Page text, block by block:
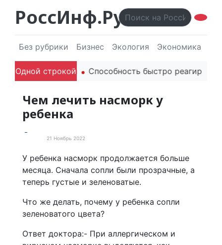
РоссИнф.Ру
Без рубрики Бизнес Экология Экономика
Одной строкой
в речи Способность быстро реагировать
Чем лечить насморк у
ребенка
21 Ноябрь 2022
У ребенка насморк продолжается больше
месяца. Сначала сопли были прозрачные, а
теперь густые и зеленоватые.
Что же делать, почему у ребенка сопли
зеленоватого цвета?
Ответ доктора:- При аллергическом и